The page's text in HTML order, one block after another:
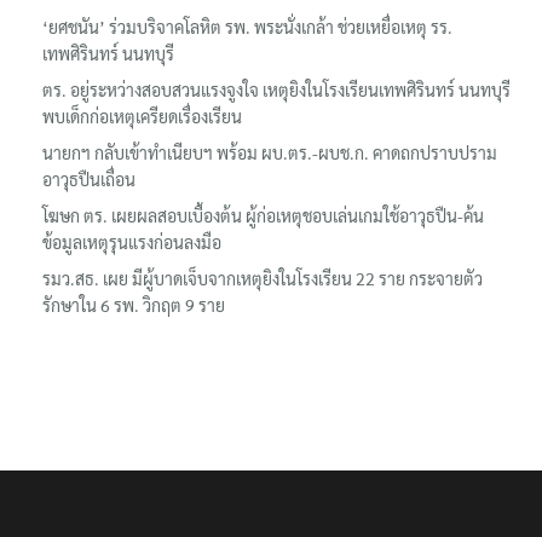
‘ยศชนัน’ ร่วมบริจาคโลหิต รพ. พระนั่งเกล้า ช่วยเหยื่อเหตุ รร.
เทพศิรินทร์ นนทบุรี
ตร. อยู่ระหว่างสอบสวนแรงจูงใจ เหตุยิงในโรงเรียนเทพศิรินทร์ นนทบุรี
พบเด็กก่อเหตุเครียดเรื่องเรียน
นายกฯ กลับเข้าทำเนียบฯ พร้อม ผบ.ตร.-ผบช.ก. คาดถกปราบปราม
อาวุธปืนเถื่อน
โฆษก ตร. เผยผลสอบเบื้องต้น ผู้ก่อเหตุชอบเล่นเกมใช้อาวุธปืน-ค้น
ข้อมูลเหตุรุนแรงก่อนลงมือ
รมว.สธ. เผย มีผู้บาดเจ็บจากเหตุยิงในโรงเรียน 22 ราย กระจายตัว
รักษาใน 6 รพ. วิกฤต 9 ราย